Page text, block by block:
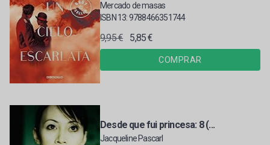
Mercado de masas
ISBN 13: 9788466351744
9,95 € 5,85 €
COMPRAR
Desde que fui princesa: 8 (...
Jacqueline Pascarl